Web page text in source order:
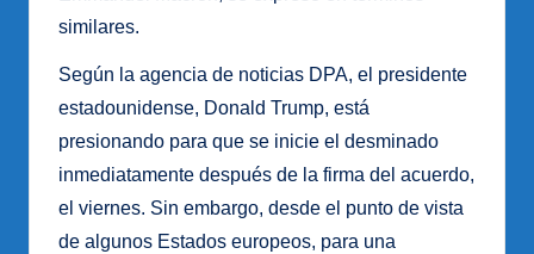
similares.
Según la agencia de noticias DPA, el presidente
estadounidense, Donald Trump, está
presionando para que se inicie el desminado
inmediatamente después de la firma del acuerdo,
el viernes. Sin embargo, desde el punto de vista
de algunos Estados europeos, para una